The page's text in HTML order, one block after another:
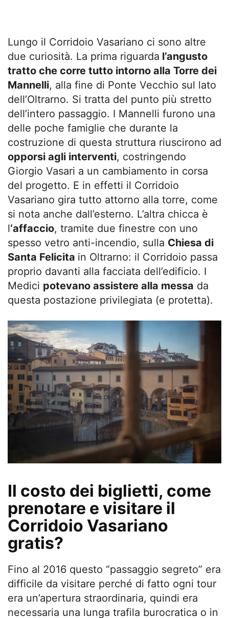
Lungo il Corridoio Vasariano ci sono altre
due curiosità. La prima riguarda l’angusto
tratto che corre tutto intorno alla Torre dei
Mannelli, alla fine di Ponte Vecchio sul lato
dell’Oltrarno. Si tratta del punto più stretto
dell’intero passaggio. I Mannelli furono una
delle poche famiglie che durante la
costruzione di questa struttura riuscirono ad
opporsi agli interventi, costringendo
Giorgio Vasari a un cambiamento in corsa
del progetto. E in effetti il Corridoio
Vasariano gira tutto attorno alla torre, come
si nota anche dall’esterno. L’altra chicca è
l‘affaccio, tramite due finestre con uno
spesso vetro anti-incendio, sulla Chiesa di
Santa Felicita in Oltrarno: il Corridoio passa
proprio davanti alla facciata dell’edificio. I
Medici potevano assistere alla messa da
questa postazione privilegiata (e protetta).
Il costo dei biglietti, come
prenotare e visitare il
Corridoio Vasariano
gratis?
Fino al 2016 questo “passaggio segreto” era
difficile da visitare perché di fatto ogni tour
era un’apertura straordinaria, quindi era
necessaria una lunga trafila burocratica o in